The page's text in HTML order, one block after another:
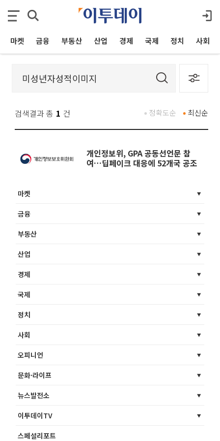
마켓 금융 부동산 산업 경제 국제 정치 사회
검색결과 총 1 건 최신순
정확도순
개인정보위, GPA 공동선언문 참
여…딥페이크 대응에 52개국 공조
마켓
금융
부동산
산업
경제
국제
정치
사회
오피니언
문화·라이프
뉴스발전소
이투데이TV
스페셜리포트